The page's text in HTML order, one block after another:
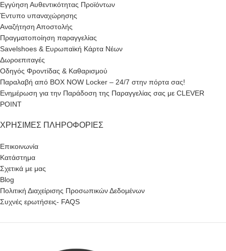
Εγγύηση Αυθεντικότητας Προϊόντων
Έντυπο υπαναχώρησης
Αναζήτηση Αποστολής
Πραγματοποίηση παραγγελίας
Savelshoes & Ευρωπαϊκή Κάρτα Νέων
Δωροεπιταγές
Οδηγός Φροντίδας & Καθαρισμού
Παραλαβή από BOX NOW Locker – 24/7 στην πόρτα σας!
Ενημέρωση για την Παράδοση της Παραγγελίας σας με CLEVER
POINT
ΧΡΉΣΙΜΕΣ ΠΛΗΡΟΦΟΡΊΕΣ
Επικοινωνία
Κατάστημα
Σχετικά με μας
Blog
Πολιτική Διαχείρισης Προσωπικών Δεδομένων
Συχνές ερωτήσεις- FAQS